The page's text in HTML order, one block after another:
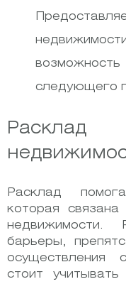
следующего
Расклад
которая
недвижимости.
барьеры,
осуществления
стоит